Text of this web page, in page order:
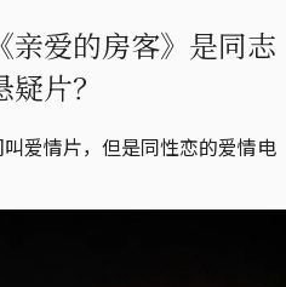
亲爱的房客》是同志
片？
爱情片，但是同性恋的爱情电